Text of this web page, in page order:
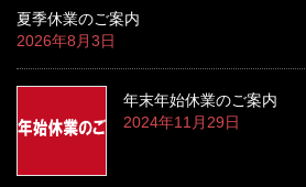
夏季休業のご案内
2026年8月3日
年末年始休業のご案内
2024年11月29日